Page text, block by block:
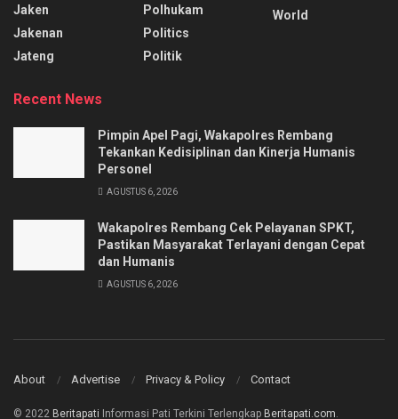
Jaken
Jakenan
Jateng
Polhukam
Politics
Politik
World
Recent News
Pimpin Apel Pagi, Wakapolres Rembang
Tekankan Kedisiplinan dan Kinerja Humanis
Personel
AGUSTUS 6, 2026
Wakapolres Rembang Cek Pelayanan SPKT,
Pastikan Masyarakat Terlayani dengan Cepat
dan Humanis
AGUSTUS 6, 2026
About Advertise Privacy & Policy Contact
© 2022 Beritapati Informasi Pati Terkini Terlengkap Beritapati.com.